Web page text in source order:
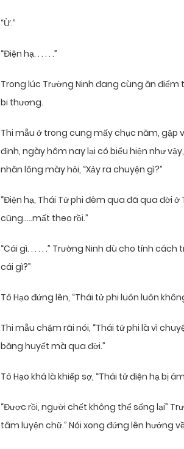
“Ừ.”
“Điện hạ. . . . . .”
Trong lúc Trường Ninh đang cùng ăn điểm
bi thương.
Thi mẫu ở trong cung mấy chục năm, gặp
định, ngày hôm nay lại có biểu hiện như
nhăn lông mày hỏi, “Xảy ra chuyện gì?”
“Điện hạ, Thái Tử phi đêm qua đã qua đời
cũng…..mất theo rồi.”
“Cái gì. . . . . .” Trường Ninh dù cho tính
cái gì?”
Tô Hạo đứng lên, “Thái tử phi luôn luôn
Thi mẫu chậm rãi nói, “Thái tử phi là vì
băng huyết mà qua đời.”
Tô Hạo khá là khiếp sợ, “Thái tử điện hạ bị
“Được rồi, người chết không thể sống lại”
tâm luyện chữ.” Nói xong đứng lên hướng